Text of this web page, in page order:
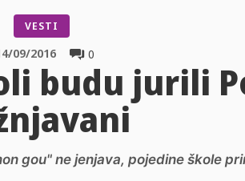
VESTI
0
09/2016
budu jurili
gou" ne jenjava, pojedine škole